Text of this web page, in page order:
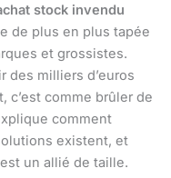
stock invendu
de plus en plus tapée
et grossistes.
des milliers d’euros
c’est comme brûler de
comment
existent, et
est un allié de taille.